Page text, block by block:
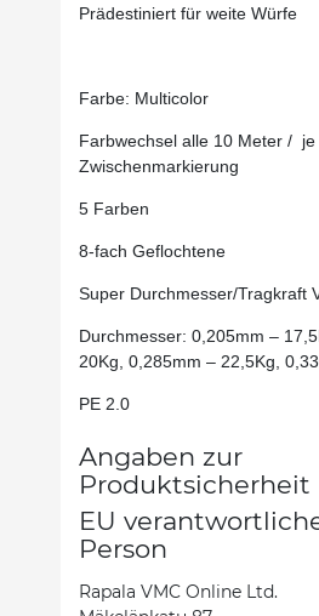
Prädestiniert für weite Würfe
Farbe: Multicolor
Farbwechsel alle 10 Meter /
Zwischenmarkierung
5 Farben
8-fach Geflochtene
Super Durchmesser/Tragkraft
Durchmesser: 0,205mm –
20Kg, 0,285mm – 22,5Kg,
PE 2.0
Angaben zur
Produktsicherheit
EU
Person
Rapala VMC Online Ltd.